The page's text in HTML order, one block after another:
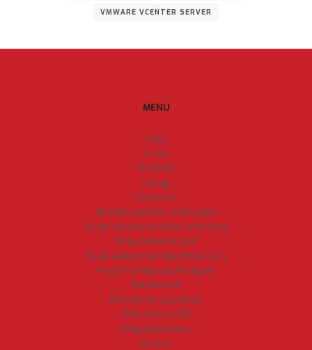
VMWARE VCENTER SERVER
MENU
Start
O nas
Produkty
Usługi
Szkolenia
Bezpieczeństwo w biznesie
Audyt bezpieczeństwa informacji
Testy penetracyjne
Testy ataków socjotechnicznych
Audyt konfiguracji Fortigate
Prezentacje
Wdrożenia sprzętowe
Wdrożenia SZBI
Blog techniczny
Pomoc